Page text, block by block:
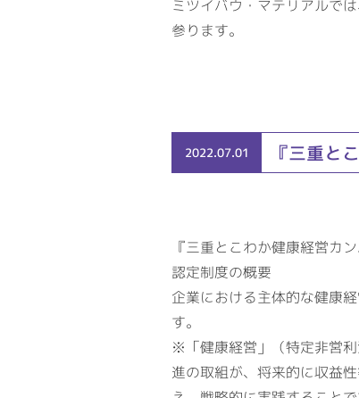
ミツイバウ・マテリアルで
参ります。
2022.07.01 『三重と
『三重とこわか健康経営カ
認定制度の概要
企業における主体的な健康
す。
※「健康経営」（特定非営
進の取組が、将来的に収益